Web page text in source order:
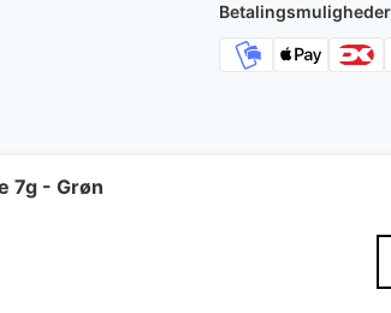
Betalingsmuligheder
7g - Grøn